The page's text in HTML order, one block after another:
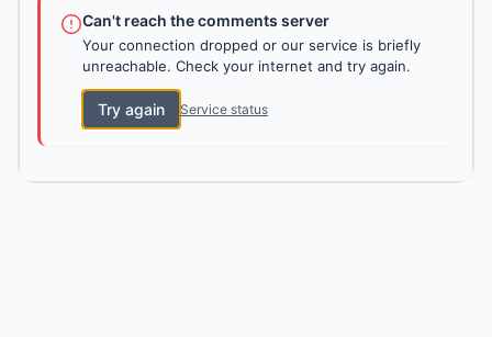
Can't reach the comments server
Your connection dropped or our service is briefly
unreachable. Check your internet and try again.
Try again Service status